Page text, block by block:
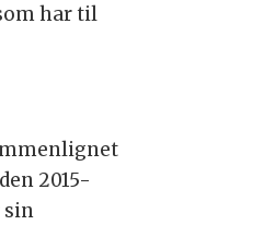
har til
2015-
sin